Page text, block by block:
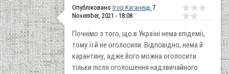
Опубліковано Ігор Каганець 7
November, 2021 - 18:08
Почнімо з того, що в Україні нема епідемії,
тому її й не оголосили. Відповідно, нема й
карантину, адже його можна оголосити
тільки після оголошення надзвичайного